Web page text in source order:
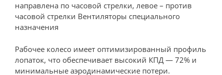
направлена по часовой стрелки, левое – против
часовой стрелки Вентиляторы специального
назначения
Рабочее колесо имеет оптимизированный профиль
лопаток, что обеспечивает высокий КПД — 72% и
минимальные аэродинамические потери.